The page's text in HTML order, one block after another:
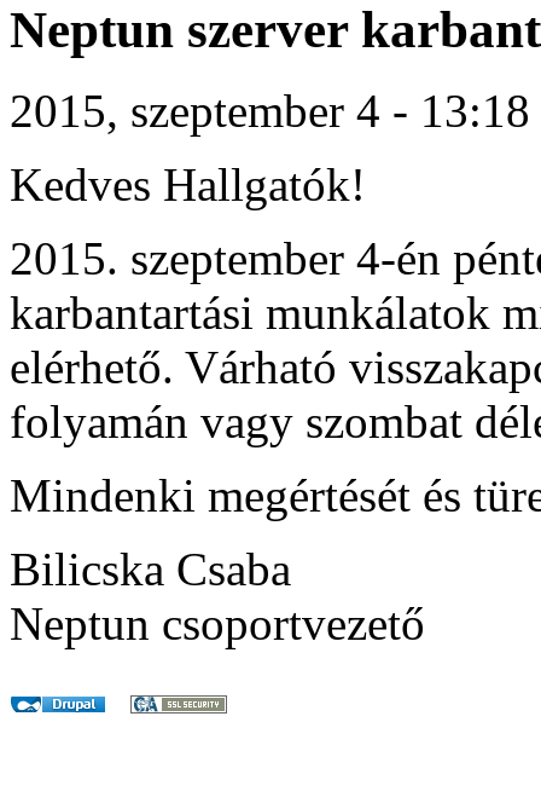
Neptun szerver
2015, szeptember 4 -
Kedves Hallgatók!
2015. szeptember 4-én
karbantartási munkálatok
elérhető. Várható
folyamán vagy szombat
Mindenki megértését és
Bilicska Csaba
Neptun csoportvezető